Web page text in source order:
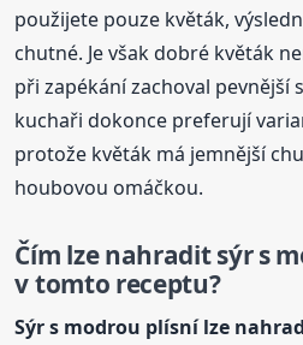
použijete pouze květák,
chutné. Je však dobré květák
při zapékání zachoval
kuchaři dokonce preferují
protože květák má jemnější
houbovou omáčkou.
Čím lze nahradit sýr s
v tomto receptu?
Sýr s modrou plísní lze